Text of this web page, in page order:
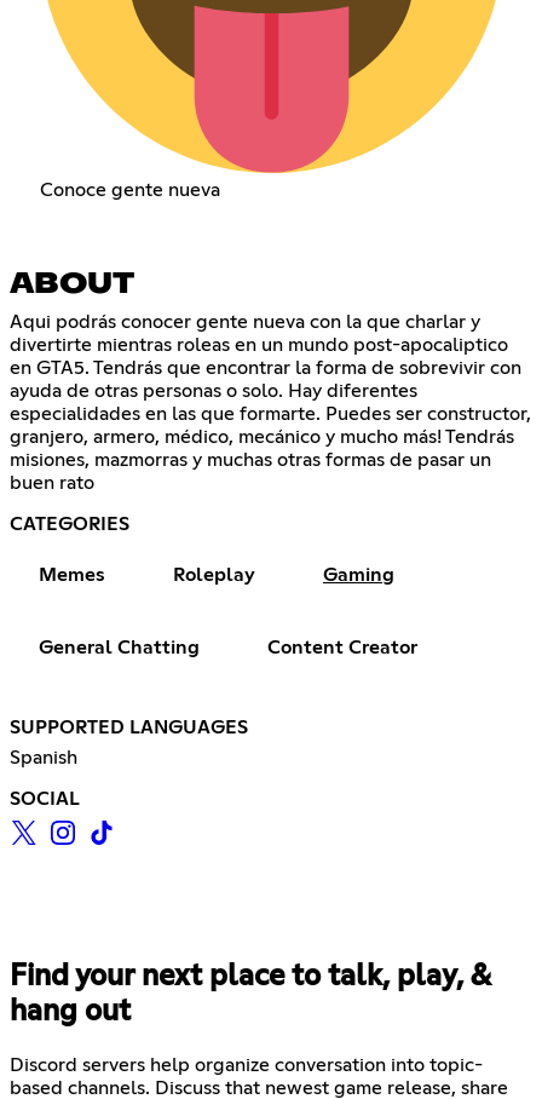
Conoce gente nueva
ABOUT
Aqui podrás conocer gente nueva con la que charlar y
divertirte mientras roleas en un mundo post-apocaliptico
en GTA5. Tendrás que encontrar la forma de sobrevivir con
ayuda de otras personas o solo. Hay diferentes
especialidades en las que formarte. Puedes ser constructor,
granjero, armero, médico, mecánico y mucho más! Tendrás
misiones, mazmorras y muchas otras formas de pasar un
buen rato
CATEGORIES
Memes Roleplay Gaming
General Chatting Content Creator
SUPPORTED LANGUAGES
Spanish
SOCIAL
Find your next place to talk, play, &
hang out
Discord servers help organize conversation into topic-
based channels. Discuss that newest game release, share